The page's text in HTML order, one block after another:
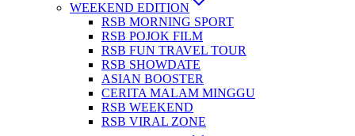
WEEKEND EDITION
RSB MORNING SPORT
RSB POJOK FILM
RSB FUN TRAVEL TOUR
RSB SHOWDATE
ASIAN BOOSTER
CERITA MALAM MINGGU
RSB WEEKEND
RSB VIRAL ZONE